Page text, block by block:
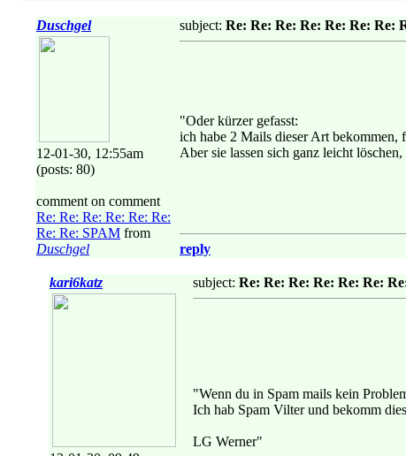
Duschgel
12-01-30, 12:55am
(posts: 80)
comment on comment
Re: Re: Re: Re: Re: Re:
Re: Re: SPAM from
Duschgel
subject: Re: Re: Re: Re: Re: Re: Re:
"Oder kürzer gefasst:
ich habe 2 Mails dieser Art bekommen,
Aber sie lassen sich ganz leicht
reply
kari6katz subject: Re: Re: Re: Re: Re: Re:
"Wenn du in Spam mails kein
Ich hab Spam Vilter und bekomm
LG Werner"